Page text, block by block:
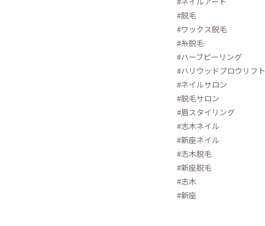
#脱毛
#ワックス脱毛
#糸脱毛
#ハーブピーリング
#ハリウッドブロウリフト
#ネイルサロン
#脱毛サロン
#眉スタイリング
#志木ネイル
#新座ネイル
#志木脱毛
#新座脱毛
#志木
#新座